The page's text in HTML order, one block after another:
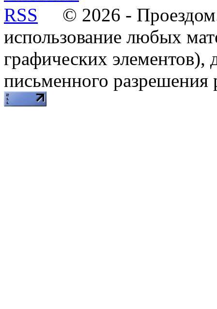
© 2026 -
использование любых
графических элементов),
письменного разрешения